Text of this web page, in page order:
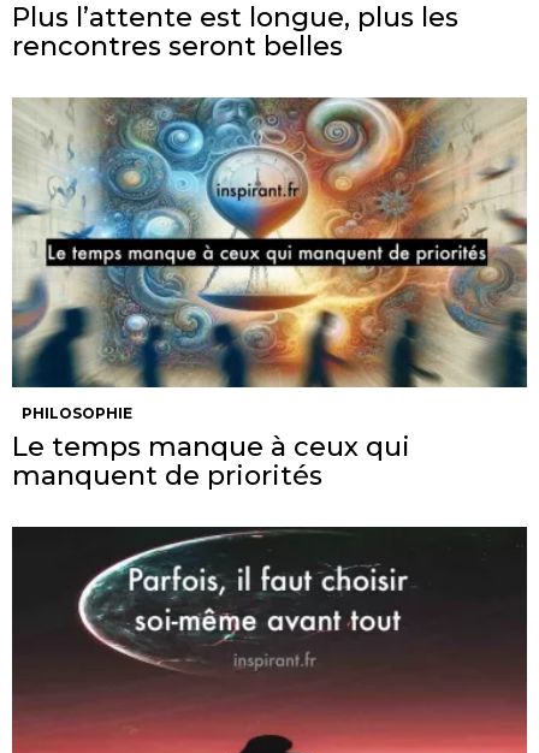
Plus l’attente est longue, plus les
rencontres seront belles
PHILOSOPHIE
Le temps manque à ceux qui
manquent de priorités